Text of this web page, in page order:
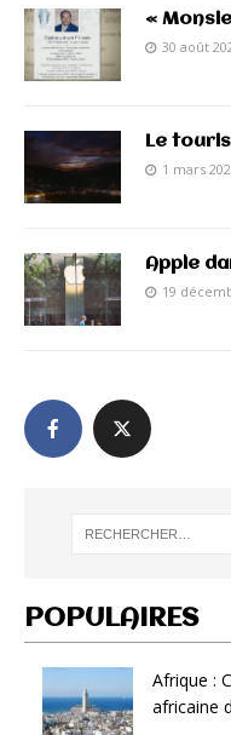
«
30 août
Le
1 mars
Apple
19
POPULAIRES
Afrique :
africaine